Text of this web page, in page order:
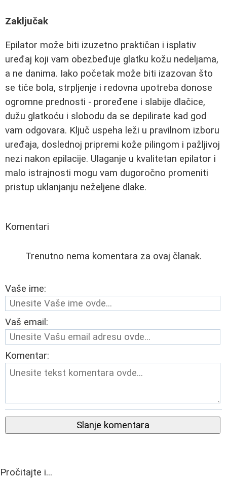
Zaključak
Epilator može biti izuzetno praktičan i isplativ
uređaj koji vam obezbeđuje glatku kožu nedeljama,
a ne danima. Iako početak može biti izazovan što
se tiče bola, strpljenje i redovna upotreba donose
ogromne prednosti - proređene i slabije dlačice,
dužu glatkoću i slobodu da se depilirate kad god
vam odgovara. Ključ uspeha leži u pravilnom izboru
uređaja, doslednoj pripremi kože pilingom i pažljivoj
nezi nakon epilacije. Ulaganje u kvalitetan epilator i
malo istrajnosti mogu vam dugoročno promeniti
pristup uklanjanju neželjene dlake.
Komentari
Trenutno nema komentara za ovaj članak.
Vaše ime:
Vaš email:
Komentar:
Slanje komentara
Pročitajte i...